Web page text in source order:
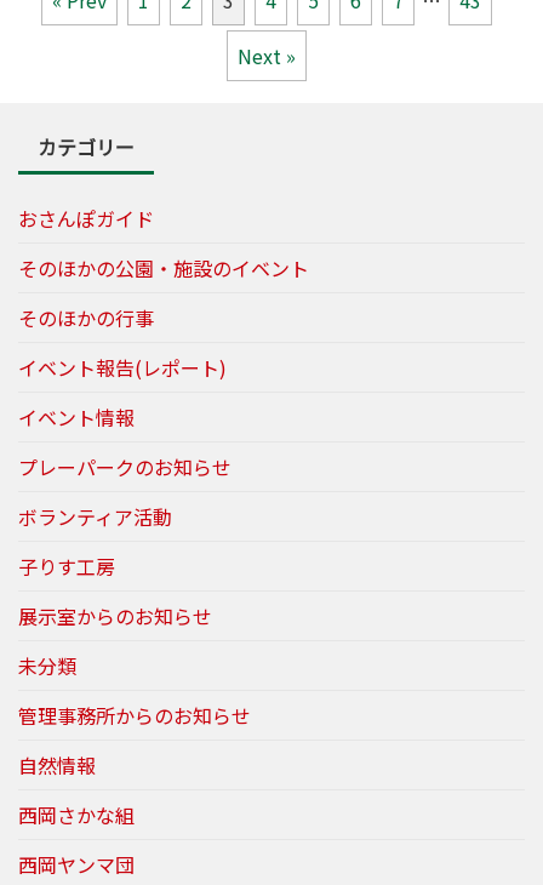
Next »
カテゴリー
おさんぽガイド
そのほかの公園・施設のイベント
そのほかの行事
イベント報告(レポート)
イベント情報
プレーパークのお知らせ
ボランティア活動
子りす工房
展示室からのお知らせ
未分類
管理事務所からのお知らせ
自然情報
西岡さかな組
西岡ヤンマ団